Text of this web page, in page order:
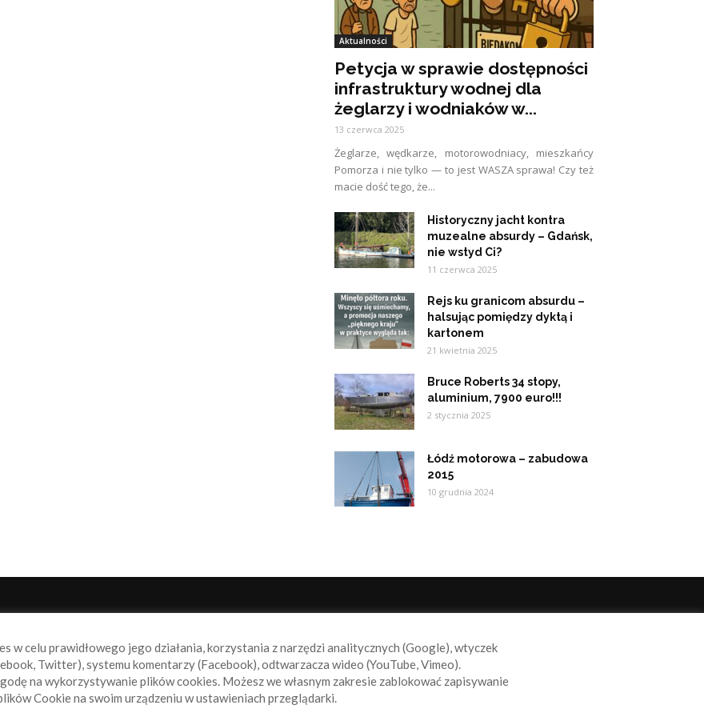
Aktualności
Petycja w sprawie dostępności
infrastruktury wodnej dla
żeglarzy i wodniaków w...
13 czerwca 2025
Żeglarze, wędkarze, motorowodniacy, mieszkańcy
Pomorza i nie tylko — to jest WASZA sprawa! Czy też
macie dość tego, że...
Historyczny jacht kontra
muzealne absurdy – Gdańsk,
nie wstyd Ci?
11 czerwca 2025
Rejs ku granicom absurdu –
halsując pomiędzy dyktą i
kartonem
21 kwietnia 2025
Bruce Roberts 34 stopy,
aluminium, 7900 euro!!!
2 stycznia 2025
Łódź motorowa – zabudowa
2015
10 grudnia 2024
to miejsce dla wszystkich, którzy szukają aktualnych
ze świata żeglarstwa, świata motorowodniactwa i
w celu prawidłowego jego działania, korzystania z narzędzi analitycznych (Google), wtyczek
Twitter), systemu komentarzy (Facebook), odtwarzacza wideo (YouTube, Vimeo).
na wykorzystywanie plików cookies. Możesz we własnym zakresie zablokować zapisywanie
Cookie na swoim urządzeniu w ustawieniach przeglądarki.